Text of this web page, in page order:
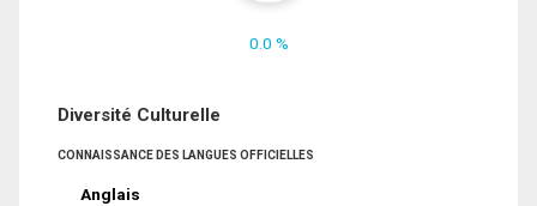
0.0 %
Diversité Culturelle
CONNAISSANCE DES LANGUES OFFICIELLES
Anglais